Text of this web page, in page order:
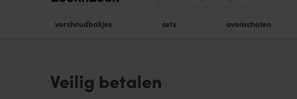
vershoudbakjes sets ovenschalen
Veilig betalen